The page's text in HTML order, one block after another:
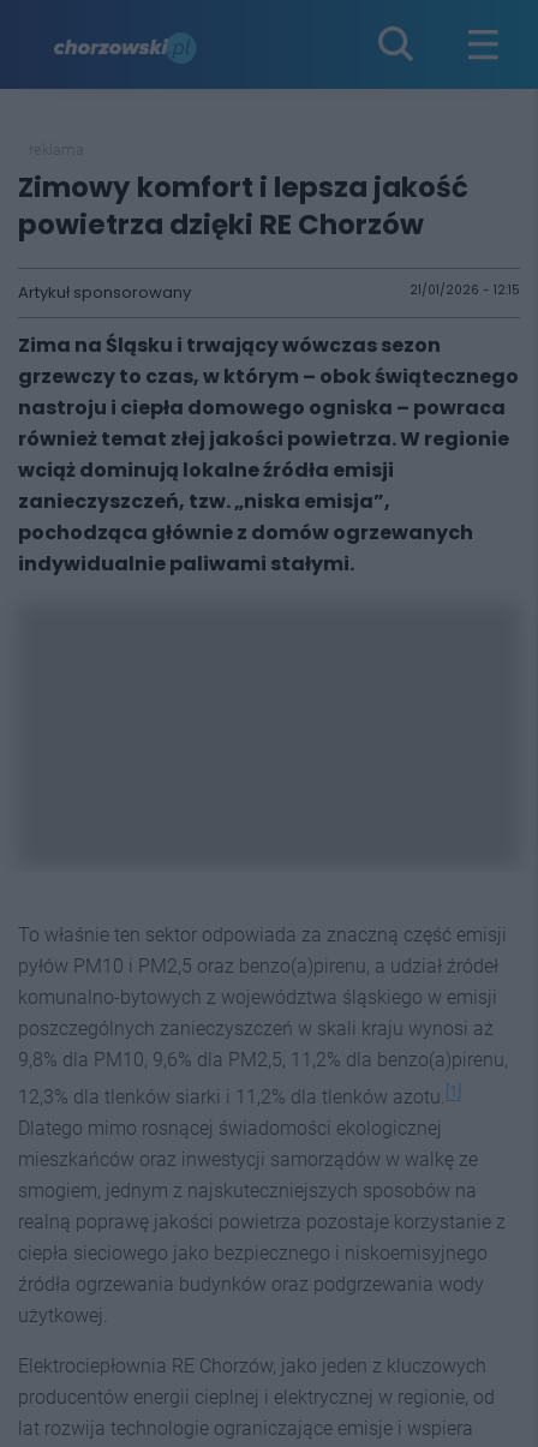
Zimowy komfort i lepsza jakość
powietrza dzięki RE Chorzów
Artykuł sponsorowany 21/01/2026 - 12:15
Zima na Śląsku i trwający wówczas sezon
grzewczy to czas, w którym – obok świątecznego
nastroju i ciepła domowego ogniska – powraca
również temat złej jakości powietrza. W regionie
wciąż dominują lokalne źródła emisji
zanieczyszczeń, tzw. „niska emisja”,
pochodząca głównie z domów ogrzewanych
indywidualnie paliwami stałymi.
To właśnie ten sektor odpowiada za znaczną część emisji
pyłów PM10 i PM2,5 oraz benzo(a)pirenu, a udział źródeł
komunalno-bytowych z województwa śląskiego w emisji
poszczególnych zanieczyszczeń w skali kraju wynosi aż
9,8% dla PM10, 9,6% dla PM2,5, 11,2% dla benzo(a)pirenu,
12,3% dla tlenków siarki i 11,2% dla tlenków azotu. [1]
Dlatego mimo rosnącej świadomości ekologicznej
mieszkańców oraz inwestycji samorządów w walkę ze
smogiem, jednym z najskuteczniejszych sposobów na
realną poprawę jakości powietrza pozostaje korzystanie z
ciepła sieciowego jako bezpiecznego i niskoemisyjnego
źródła ogrzewania budynków oraz podgrzewania wody
użytkowej.
Elektrociepłownia RE Chorzów, jako jeden z kluczowych
producentów energii cieplnej i elektrycznej w regionie, od
lat rozwija technologie ograniczające emisje i wspiera